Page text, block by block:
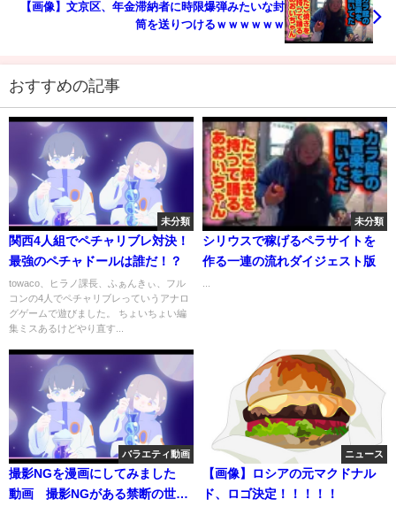
【画像】文京区、年金滞納者に時限爆弾みたいな封
筒を送りつけるｗｗｗｗｗｗ
おすすめの記事
未分類
関西4人組でペチャリブレ対決！
最強のペチャドールは誰だ！？
towaco、ヒラノ課長、ふぁんきぃ、フル
コンの4人でペチャリブレっていうアナロ
グゲームで遊びました。 ちょいちょい編
集ミスあるけどやり直す...
未分類
シリウスで稼げるペラサイトを
作る一連の流れダイジェスト版
バラエティ動画
撮影NGを漫画にしてみました
動画 撮影NGがある禁断の世界
ニュース
【画像】ロシアの元マクドナル
ド、ロゴ決定！！！！！